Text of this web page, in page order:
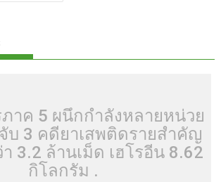
าค 5 ผนึกกำลังหลายหน่วย
บ 3 คดียาเสพติดรายสำคัญ
3.2 ล้านเม็ด เฮโรอีน 8.62
กิโลกรัม .